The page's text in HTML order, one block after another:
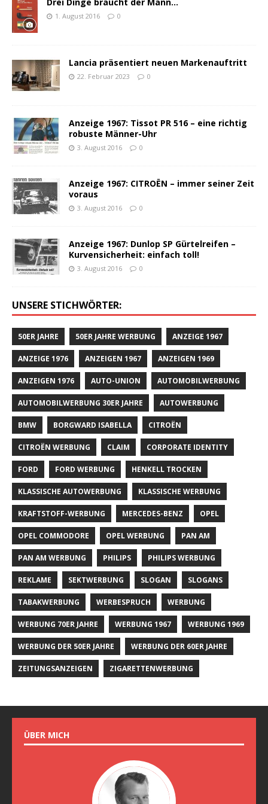
1. August 2016 0
Lancia präsentiert neuen Markenauftritt
22. Februar 2023 0
Anzeige 1967: Tissot PR 516 – eine richtig
robuste Männer-Uhr
3. August 2016 0
Anzeige 1967: CITROËN – immer seiner Zeit
voraus
3. August 2016 0
Anzeige 1967: Dunlop SP Gürtelreifen –
Kurvensicherheit: einfach toll!
3. August 2016 0
UNSERE STICHWÖRTER:
50ER JAHRE 50ER JAHRE WERBUNG ANZEIGE 1967
ANZEIGE 1976 ANZEIGEN 1967 ANZEIGEN 1969
ANZEIGEN 1976 AUTO-UNION AUTOMOBILWERBUNG
AUTOMOBILWERBUNG 30ER JAHRE AUTOWERBUNG
BMW BORGWARD ISABELLA CITROËN
CITROËN WERBUNG CLAIM CORPORATE IDENTITY
FORD FORD WERBUNG HENKELL TROCKEN
KLASSISCHE AUTOWERBUNG KLASSISCHE WERBUNG
KRAFTSTOFF-WERBUNG MERCEDES-BENZ OPEL
OPEL COMMODORE OPEL WERBUNG PAN AM
PAN AM WERBUNG PHILIPS PHILIPS WERBUNG
REKLAME SEKTWERBUNG SLOGAN SLOGANS
TABAKWERBUNG WERBESPRUCH WERBUNG
WERBUNG 70ER JAHRE WERBUNG 1967 WERBUNG 1969
WERBUNG DER 50ER JAHRE WERBUNG DER 60ER JAHRE
ZEITUNGSANZEIGEN ZIGARETTENWERBUNG
ÜBER MICH